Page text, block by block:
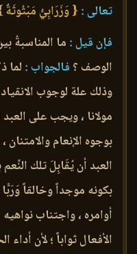
تعالى : { وَزَرَابِيُّ مَبْثُوثَةٌ
فإن قيل : ما المناسبةُ
الوصف ؟ فالجواب : لما
وذلك علة لوجوب الانقياد
مولانا ، ويجب على العبد
بوجوه الإنعام
العبد أن يُقَابِلَ تلك
بكونه موجداً وخالقاً
أوامره ، واجتناب
الأفعال ثواباً ؛ لأن